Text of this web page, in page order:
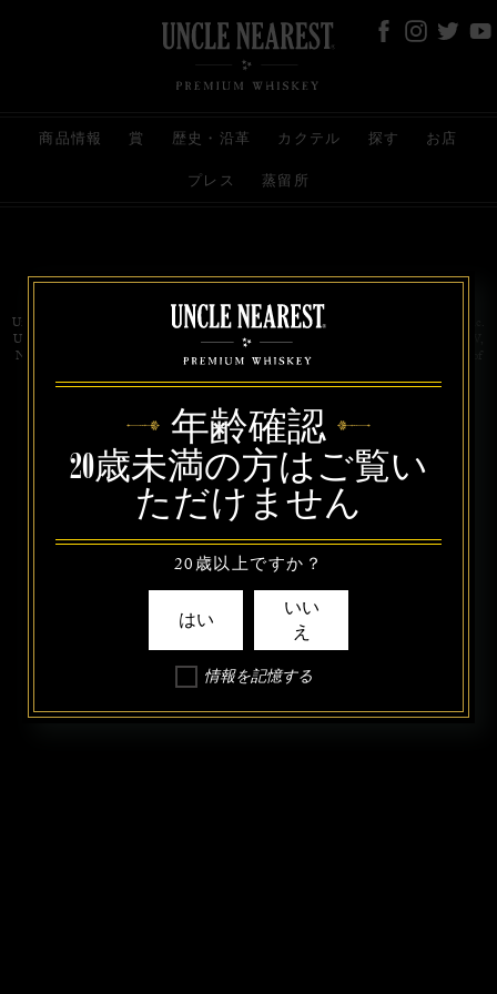
商品情報 賞 歴史・沿革 カクテル 探す お店
プレス 蒸留所
お問い合わせ 代理店 規約と条件
プライバシー
Uncle Nearest Premium Whiskey is wholly and independently owned by Uncle Nearest, Inc.
UNCLE NEAREST, THE BEST WHISKEY MAKER THE WORLD NEVER KNEW,
NATHAN GREEN, NEAREST GREEN, and DRINK HONORABLY are trademarks of
年齢確認
20歳未満の方はご覧い
ただけません
20歳以上ですか？
はい
いい
え
情報を記憶する